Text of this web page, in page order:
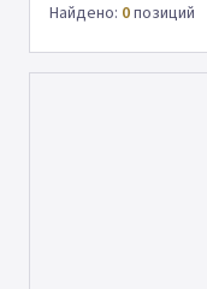
Найдено: 0позиций